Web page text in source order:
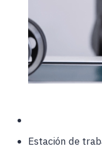
Estación de